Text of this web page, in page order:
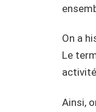
On a
Le
Ainsi,